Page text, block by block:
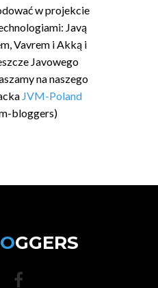
w projekcie
Javą
Vavrem i Akką i
Javowego
na naszego
JVM-Poland
bloggers)
OGGERS